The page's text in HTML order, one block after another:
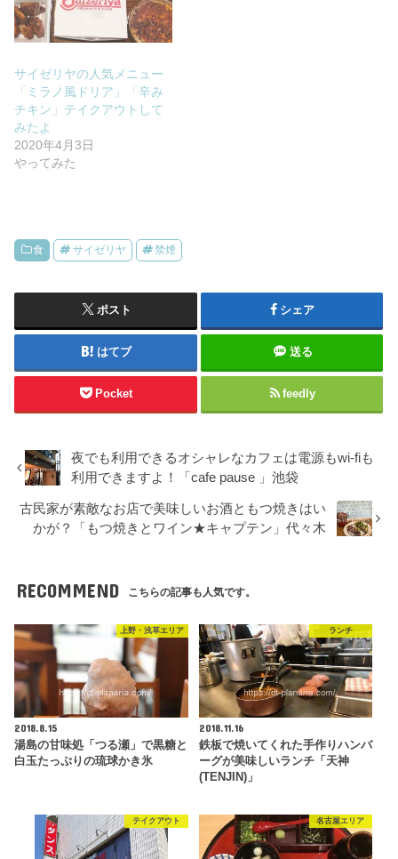
サイゼリヤの人気メニュー
「ミラノ風ドリア」「辛み
チキン」テイクアウトして
みたよ
2020年4月3日
やってみた
食 サイゼリヤ 禁煙
ポスト シェア
はてブ 送る
Pocket feedly
夜でも利用できるオシャレなカフェは電源もwi-fiも
利用できますよ！「cafe pause 」池袋
古民家が素敵なお店で美味しいお酒ともつ焼きはい
かが？「もつ焼きとワイン★キャプテン」代々木
RECOMMEND こちらの記事も人気です。
上野・浅草エリア
2018.8.15
湯島の甘味処「つる瀬」で黒糖と
白玉たっぷりの琉球かき氷
ランチ
2018.11.16
鉄板で焼いてくれた手作りハンバ
ーグが美味しいランチ「天神
(TENJIN)」
テイクアウト 名古屋エリア